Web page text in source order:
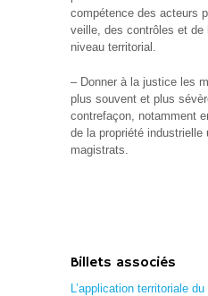
compétence des acteurs
veille, des contrôles et de
niveau territorial.
– Donner à la justice les
plus souvent et plus
contrefaçon, notamment
de la propriété industrielle
magistrats.
Billets associés
L’application territoriale du